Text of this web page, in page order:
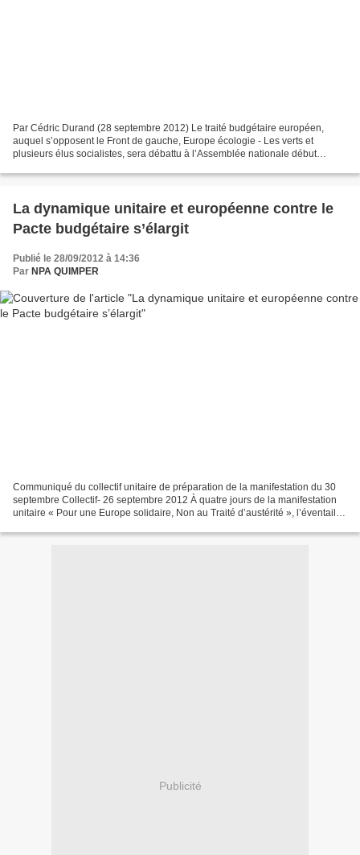
Par Cédric Durand (28 septembre 2012) Le traité budgétaire européen,
auquel s’opposent le Front de gauche, Europe écologie - Les verts et
plusieurs élus socialistes, sera débattu à l’Assemblée nationale début
La dynamique unitaire et européenne contre le
Pacte budgétaire s’élargit
Publié le 28/09/2012 à 14:36
Par NPA QUIMPER
Communiqué du collectif unitaire de préparation de la manifestation du 30
septembre Collectif- 26 septembre 2012 À quatre jours de la manifestation
unitaire « Pour une Europe solidaire, Non au Traité d’austérité », l’éventail
Publicité